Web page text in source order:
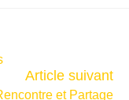
Article suivant
et Partage